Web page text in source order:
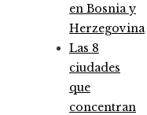
en Bosnia y
Herzegovina
Las 8
ciudades
que
concentran